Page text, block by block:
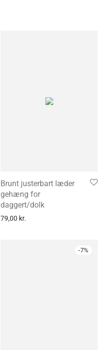
Brunt justerbart læder
gehæng for
daggert/dolk
79,00 kr.
-7%